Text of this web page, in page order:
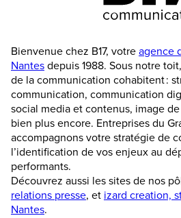
Bienvenue chez B17, votreagence
Nantesdepuis 1988. Sous notre
de la communication cohabitent :
communication, communication
social media et contenus, image
bien plus encore. Entreprises du
accompagnons votre stratégie de
l’identification de vos enjeux au
performants.
Découvrez aussi les sites de nos
relations presse, et izard creation,
Nantes.